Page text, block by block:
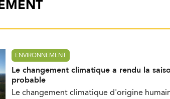
ENVIRONNEMENT
Le changement climatique a rendu la
probable
Le changement climatique d'origine